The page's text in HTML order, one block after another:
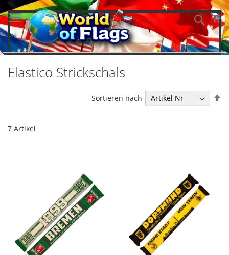
Direkt
zum
Inhalt
Elastico Strickschals
7 Artikel
Sortieren nach